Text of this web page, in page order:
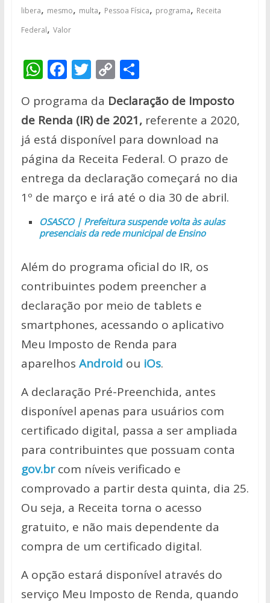
libera, mesmo, multa, Pessoa Física, programa, Receita
Federal, Valor
W
at
s
A
p
p
F
e
b
o
o
k
T
itt
er
C
p
y
Li
n
k
S
ar
e
O programa da Declaração de Imposto
de Renda (IR) de 2021,referente a 2020,
já está disponível para download na
página da Receita Federal. O prazo de
entrega da declaração começará no dia
1º de março e irá até o dia 30 de abril.
OSASCO | Prefeitura suspende volta às aulas
presenciais da rede municipal de Ensino
Além do programa oficial do IR, os
contribuintes podem preencher a
declaração por meio de tablets e
smartphones, acessando o aplicativo
Meu Imposto de Renda para
aparelhos Android ou iOs.
A declaração Pré-Preenchida, antes
disponível apenas para usuários com
certificado digital, passa a ser ampliada
para contribuintes que possuam conta
gov.brcom níveis verificado e
comprovado a partir desta quinta, dia 25.
Ou seja, a Receita torna o acesso
gratuito, e não mais dependente da
compra de um certificado digital.
A opção estará disponível através do
serviço Meu Imposto de Renda, quando